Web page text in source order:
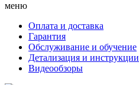
меню
Оплата и доставка
Гарантия
Обслуживание и обучение
Детализация и инструкции
Видеообзоры